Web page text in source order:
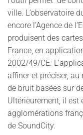
ville. L’observatoire
encore l’Agence de
produisent des
France, en
2002/49/CE.
affiner et préciser,
de bruit basées sur
Ultérieurement, il est
agglomérations
de SoundCity.